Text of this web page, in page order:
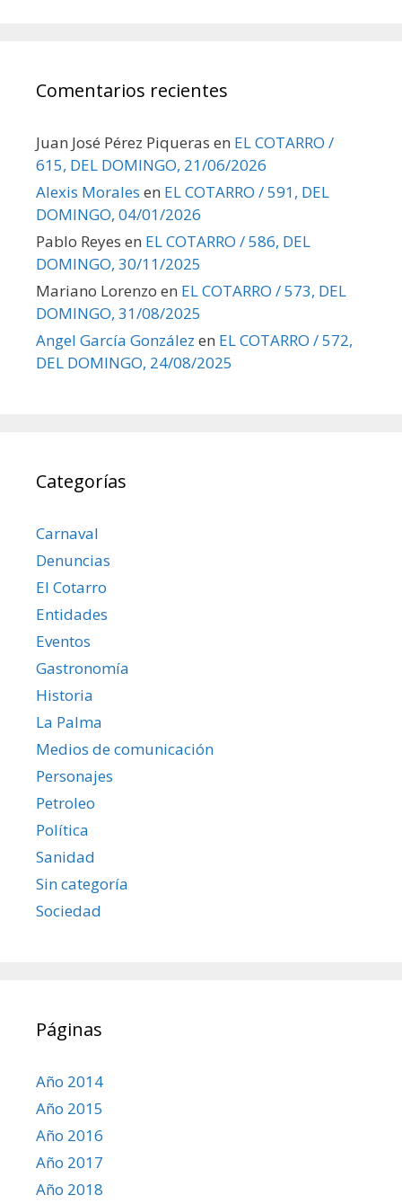
Comentarios recientes
Juan José Pérez Piqueras en EL COTARRO /
615, DEL DOMINGO, 21/06/2026
Alexis Morales en EL COTARRO / 591, DEL
DOMINGO, 04/01/2026
Pablo Reyes en EL COTARRO / 586, DEL
DOMINGO, 30/11/2025
Mariano Lorenzo en EL COTARRO / 573, DEL
DOMINGO, 31/08/2025
Angel García González en EL COTARRO / 572,
DEL DOMINGO, 24/08/2025
Categorías
Carnaval
Denuncias
El Cotarro
Entidades
Eventos
Gastronomía
Historia
La Palma
Medios de comunicación
Personajes
Petroleo
Política
Sanidad
Sin categoría
Sociedad
Páginas
Año 2014
Año 2015
Año 2016
Año 2017
Año 2018